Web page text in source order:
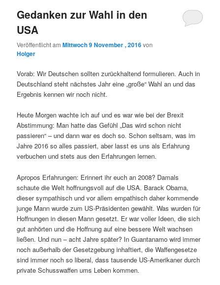
Gedanken zur Wahl in den
USA
Veröffentlicht amMittwoch 9 November , 2016von
Holger
Vorab: Wir Deutschen sollten zurückhaltend formulieren. Auch in
Deutschland steht nächstes Jahr eine „große“ Wahl an und das
Ergebnis kennen wir noch nicht.
Heute Morgen wachte ich auf und es war wie bei der Brexit
Abstimmung: Man hatte das Gefühl „Das wird schon nicht
passieren“ – und dann war es doch so. Schon seltsam, was im
Jahre 2016 so alles passiert, aber lasst es uns als Erfahrung
verbuchen und stets aus den Erfahrungen lernen.
Apropos Erfahrungen: Erinnert ihr euch an 2008? Damals
schaute die Welt hoffnungsvoll auf die USA. Barack Obama,
dieser sympathisch und vor allem empathisch daher kommende
junge Mann wurde zum US-Präsidenten gewählt. Was wurden für
Hoffnungen in diesen Mann gesetzt. Er war voller Ideen, die sich
gut anhörten und die Hoffnung auf eine bessere Welt wachsen
ließen. Und nun – acht Jahre später? In Guantanamo wird immer
noch außerhalb der Gesetzgebung inhaftiert, die Waffengesetze
sind immer noch so liberal, dass tausende US-Amerikaner durch
private Schusswaffen ums Leben kommen.